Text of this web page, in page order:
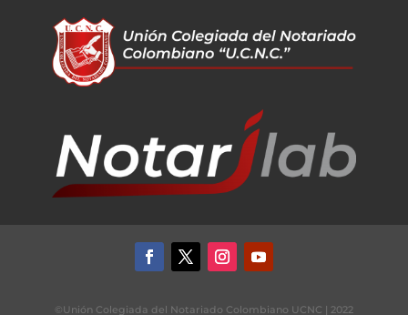
©Unión Colegiada del Notariado Colombiano UCNC | 2022